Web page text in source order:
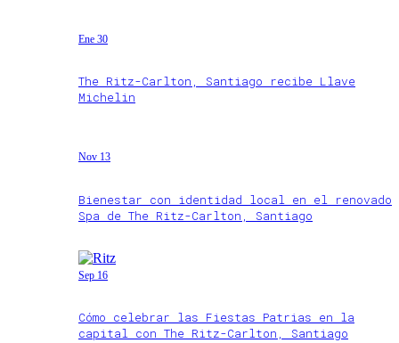
Ene 30
The Ritz-Carlton, Santiago recibe Llave
Michelin
Nov 13
Bienestar con identidad local en el renovado
Spa de The Ritz-Carlton, Santiago
Sep 16
Cómo celebrar las Fiestas Patrias en la
capital con The Ritz-Carlton, Santiago